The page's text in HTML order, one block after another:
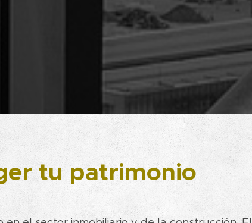
tu patrimonio